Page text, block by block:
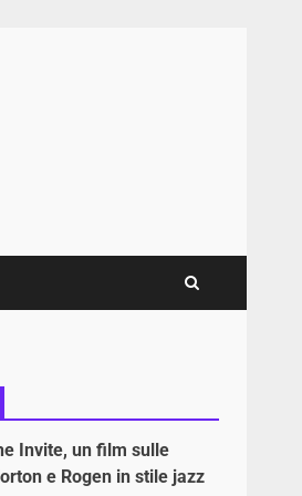
Invite, un film sulle
e Rogen in stile jazz